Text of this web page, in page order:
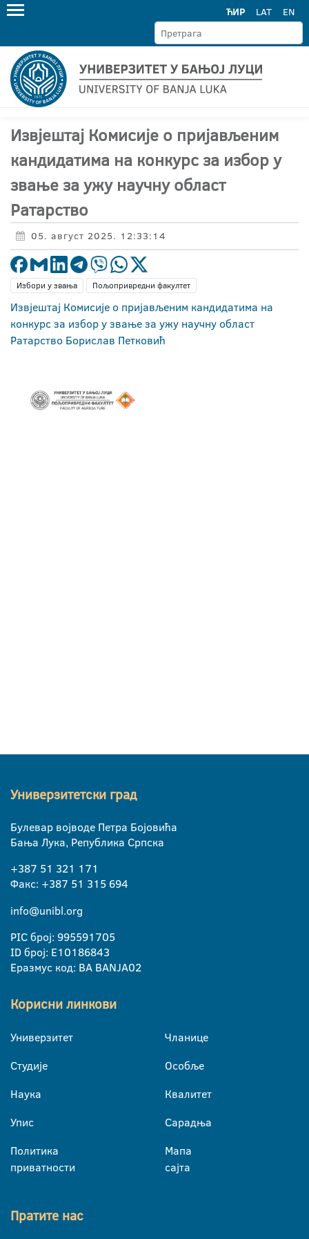
ЋИР LAT EN
Извјештај Комисије о пријављеним
кандидатима на конкурс за избор у
звање за ужу научну област
Ратарство
05. август 2025. 12:33:14
Избори у звања Пољопривредни факултет
Извјештај Комисије о пријављеним кандидатима на
конкурс за избор у звање за ужу научну област
Ратарство Борислав Петковић
Универзитетски град
Булевар војводе Петра Бојовића
Бања Лука, Република Српска
+387 51 321 171
Факс: +387 51 315 694
info@unibl.org
PIC број: 995591705
ID број: E10186843
Еразмус код: BA BANJA02
Корисни линкови
Универзитет
Студије
Наука
Упис
Политика
приватности
Чланице
Особље
Квалитет
Сарадња
Мапа
сајта
Пратите нас